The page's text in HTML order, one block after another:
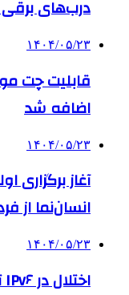
درب‌های برقی
۱۴۰۴/۰۵/۲۳
قابلیت چت
اضافه شد
۱۴۰۴/۰۵/۲۳
آغاز
انسان‌نما از
۱۴۰۴/۰۵/۲۳
اختلال در IPv۶ تکذیب شد